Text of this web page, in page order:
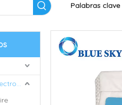
Palabras
Reemplazos de filtros de electrodomésticos